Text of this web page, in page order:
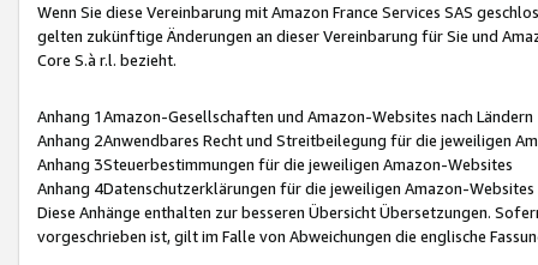
Wenn Sie diese Vereinbarung mit Amazon France Services SAS
gelten zukünftige Änderungen an dieser Vereinbarung für Sie und
Core S.à r.l. bezieht.
Anhang 1Amazon-Gesellschaften und Amazon-Websites nach Ländern
Anhang 2Anwendbares Recht und Streitbeilegung für die jeweiligen
Anhang 3Steuerbestimmungen für die jeweiligen Amazon-Websites
Anhang 4Datenschutzerklärungen für die jeweiligen Amazon-Websites
Diese Anhänge enthalten zur besseren Übersicht Übersetzungen.
vorgeschrieben ist, gilt im Falle von Abweichungen die englische